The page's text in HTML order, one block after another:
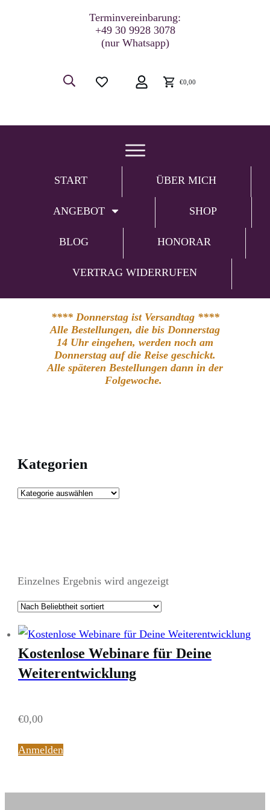
Terminvereinbarung:
+49 30 9928 3078
(nur Whatsapp)
€0,00
START ÜBER MICH
ANGEBOT SHOP
BLOG HONORAR
VERTRAG WIDERRUFEN
**** Donnerstag ist Versandtag ****
Alle Bestellungen, die bis Donnerstag
14 Uhr eingehen, werden noch am
Donnerstag auf die Reise geschickt.
Alle späteren Bestellungen dann in der
Folgewoche.
Kategorien
Einzelnes Ergebnis wird angezeigt
Kostenlose Webinare für Deine
Weiterentwicklung
€0,00
Anmelden